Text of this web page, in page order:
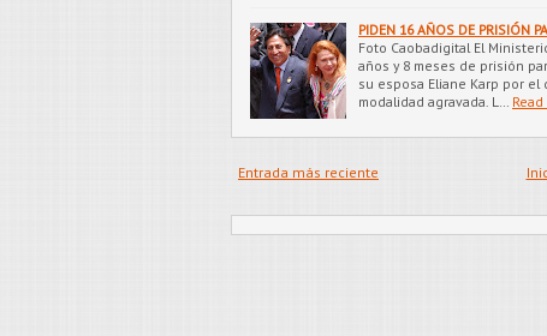
PIDEN 16 AÑOS DE PRISIÓN
Foto Caobadigital El
años y 8 meses de prisión
su esposa Eliane Karp por
modalidad agravada. L…
Entrada más reciente